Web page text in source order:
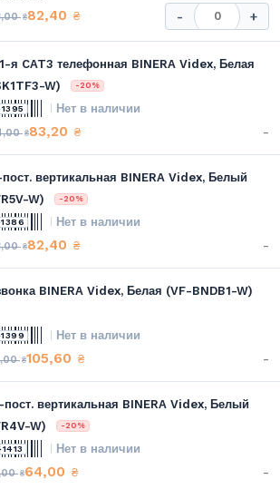
₴82,40 ₴ - +
я CAT3 телефонная BINERA Videx, Белая
W)
-20%
Нет в наличии
₴83,20 ₴ -
вертикальная BINERA Videx, Белый
W)
-20%
Нет в наличии
₴82,40 ₴ -
BINERA Videx, Белая (VF-BNDB1-W)
Нет в наличии
₴105,60 ₴ -
вертикальная BINERA Videx, Белый
W)
-20%
Нет в наличии
₴64,00 ₴ -